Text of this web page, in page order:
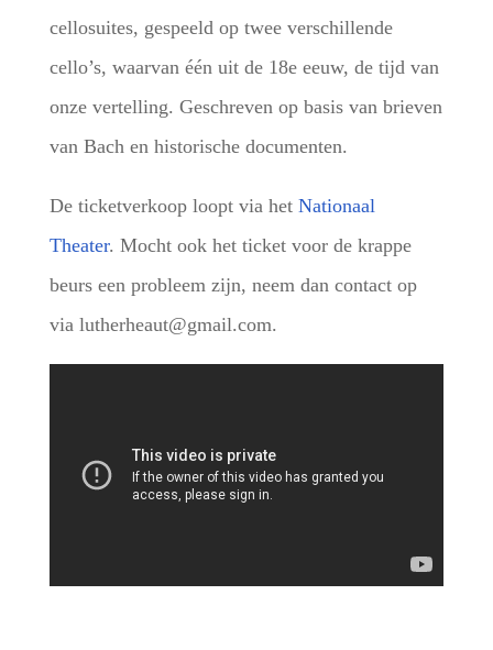
cellosuites, gespeeld op twee verschillende
cello’s, waarvan één uit de 18e eeuw, de tijd van
onze vertelling. Geschreven op basis van brieven
van Bach en historische documenten.
De ticketverkoop loopt via het Nationaal
Theater. Mocht ook het ticket voor de krappe
beurs een probleem zijn, neem dan contact op
via lutherheaut@gmail.com.